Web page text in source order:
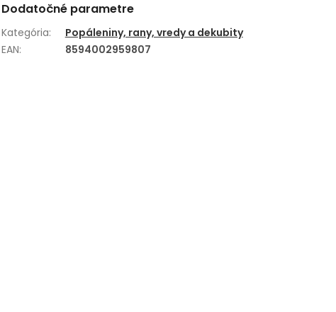
Dodatočné parametre
Kategória:
Popáleniny, rany, vredy a dekubity
EAN: 8594002959807